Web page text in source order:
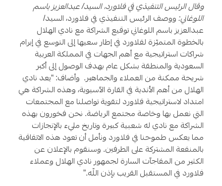
وقال الرئيس التنفيذي في فلاورد، السيد/ عبدالعزيز باسم
اللوغاني:ووصف الرئيس التنفيذي في فلاورد، السيد/
عبدالعزيز باسم اللوغاني توقيع الشراكة مع نادي الهلال
بالخطوة المتميّزة لفلاورد في إطار سعيها إلى التوسع في إبرام
شراكات استراتيجية مع أهم الجهات في المملكة العربية
السعودية والمنطقة بشكل عام بهدف الوصول إلى أكبر
شريحة ممكنة من العملاء والجماهير. وأضاف: “يعد نادي
الهلال من أهم الأندية في القارة الآسيوية، وهذه الشراكة هي
امتداد لاستراتيجية فلاورد لتقوية تواصلنا مع المجتمعات
التي نعمل بها وخاصة مجتمع الرياضة. نحن فخورون بهذه
الشراكة مع نادي له شعبية كبيرة وتاريخ مليء بالإنجازات
مما يعكس طموحنا في فلاورد ونأمل أن تعود هذه الاتفاقية
بالمنفعة المشتركة على الطرفين. وسنقوم بالإعلان عن
الكثير من المفاجآت السارة لجمهور نادي الهلال وعملاء
فلاورد في المستقبل القريب بإذن اللّه.”